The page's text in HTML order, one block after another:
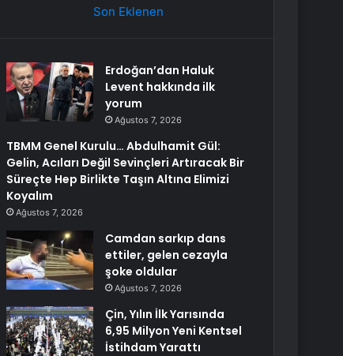
Son Eklenen
Erdoğan’dan Haluk
Levent hakkında ilk
yorum
Ağustos 7, 2026
TBMM Genel Kurulu… Abdulhamit Gül:
Gelin, Acıları Değil Sevinçleri Artıracak Bir
Süreçte Hep Birlikte Taşın Altına Elimizi
Koyalım
Ağustos 7, 2026
Camdan sarkıp dans
ettiler, gelen cezayla
şoke oldular
Ağustos 7, 2026
Çin, Yılın İlk Yarısında
6,95 Milyon Yeni Kentsel
İstihdam Yarattı